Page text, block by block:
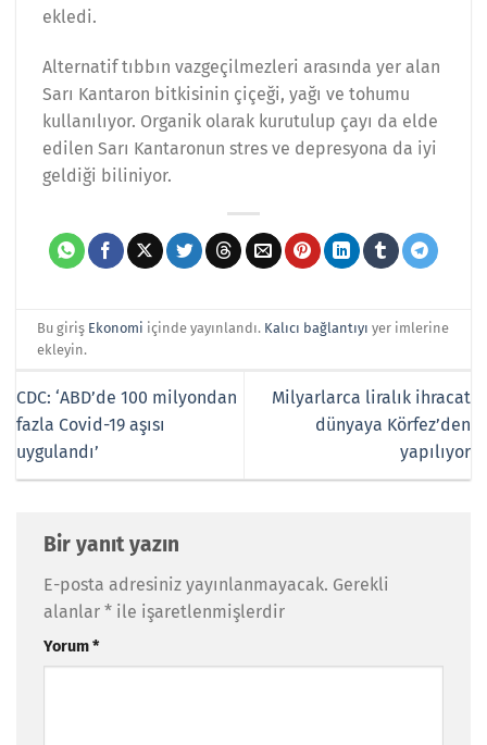
ekledi.
Alternatif tıbbın vazgeçilmezleri arasında yer alan
Sarı Kantaron bitkisinin çiçeği, yağı ve tohumu
kullanılıyor. Organik olarak kurutulup çayı da elde
edilen Sarı Kantaronun stres ve depresyona da iyi
geldiği biliniyor.
Bu giriş Ekonomi içinde yayınlandı. Kalıcı bağlantıyı yer imlerine
ekleyin.
CDC: ‘ABD’de 100 milyondan
fazla Covid-19 aşısı
uygulandı’
Milyarlarca liralık ihracat
dünyaya Körfez’den
yapılıyor
Bir yanıt yazın
E-posta adresiniz yayınlanmayacak. Gerekli
alanlar * ile işaretlenmişlerdir
Yorum*